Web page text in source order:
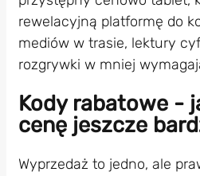
rewelacyjną platformę do
mediów w trasie, lektury
rozgrywki w mniej
Kody rabatowe -
cenę jeszcze
Wyprzedaż to jedno, ale